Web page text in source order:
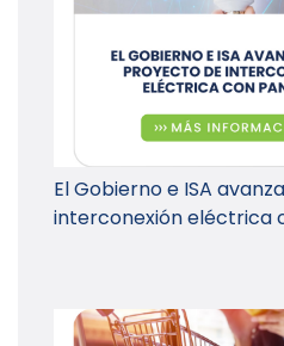
El Gobierno e ISA
interconexión eléctrica